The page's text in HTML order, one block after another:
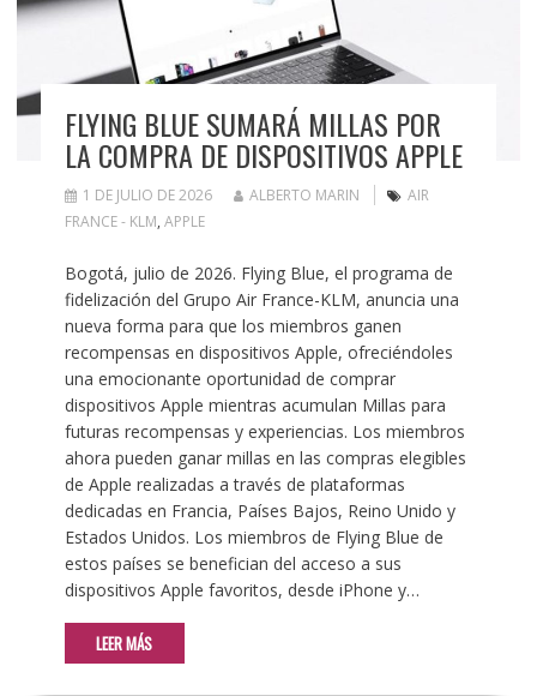
FLYING BLUE SUMARÁ MILLAS POR
LA COMPRA DE DISPOSITIVOS APPLE
1 DE JULIO DE 2026 ALBERTO MARIN
AIR
FRANCE - KLM, APPLE
Bogotá, julio de 2026. Flying Blue, el programa de
fidelización del Grupo Air France-KLM, anuncia una
nueva forma para que los miembros ganen
recompensas en dispositivos Apple, ofreciéndoles
una emocionante oportunidad de comprar
dispositivos Apple mientras acumulan Millas para
futuras recompensas y experiencias. Los miembros
ahora pueden ganar millas en las compras elegibles
de Apple realizadas a través de plataformas
dedicadas en Francia, Países Bajos, Reino Unido y
Estados Unidos. Los miembros de Flying Blue de
estos países se benefician del acceso a sus
dispositivos Apple favoritos, desde iPhone y…
LEER MÁS